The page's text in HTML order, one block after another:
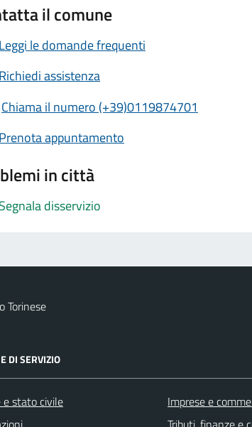
il comune
le domande frequenti
assistenza
Chiama il numero (+39)0119874701
appuntamento
in città
disservizio
Torinese
DI SERVIZIO
e stato civile
Imprese e